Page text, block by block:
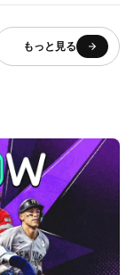
もっと見る